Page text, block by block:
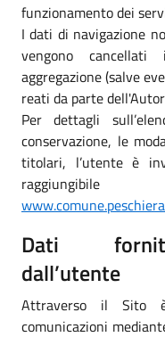
funzionamento dei
I dati di navigazione
vengono
aggregazione (salve
reati da parte
Per dettagli
conservazione, le
titolari, l’utente è
Dati
dall’utente
Attraverso il Sito
comunicazioni